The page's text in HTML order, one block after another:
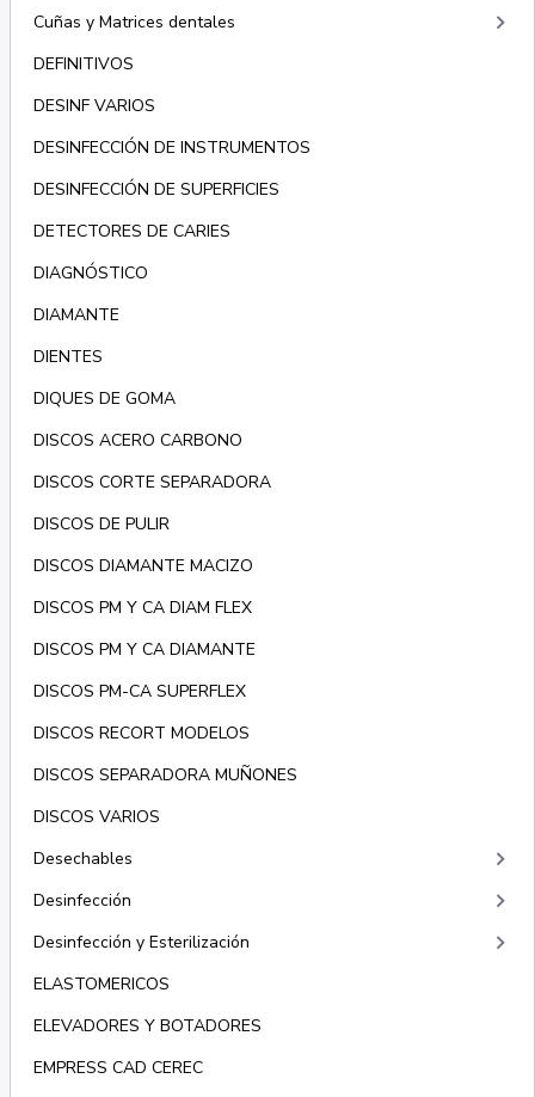
Cuñas y Matrices dentales keyboard_arrow_right
DEFINITIVOS
DESINF VARIOS
DESINFECCIÓN DE INSTRUMENTOS
DESINFECCIÓN DE SUPERFICIES
DETECTORES DE CARIES
DIAGNÓSTICO
DIAMANTE
DIENTES
DIQUES DE GOMA
DISCOS ACERO CARBONO
DISCOS CORTE SEPARADORA
DISCOS DE PULIR
DISCOS DIAMANTE MACIZO
DISCOS PM Y CA DIAM FLEX
DISCOS PM Y CA DIAMANTE
DISCOS PM-CA SUPERFLEX
DISCOS RECORT MODELOS
DISCOS SEPARADORA MUÑONES
DISCOS VARIOS
Desechables
keyboard_arrow_right
Desinfección keyboard_arrow_right
Desinfección y Esterilización keyboard_arrow_right
ELASTOMERICOS
ELEVADORES Y BOTADORES
EMPRESS CAD CEREC